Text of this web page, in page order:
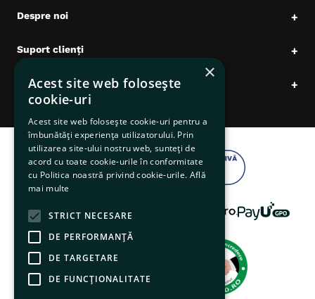
Despre noi +
Suport clienți +
Date comerciale +
×
Acest site web folosește
cookie-uri
Acest site web folosește cookie-uri pentru a
îmbunătăți experiența utilizatorului. Prin
utilizarea site-ului nostru web, sunteți de
acord cu toate cookie-urile în conformitate
cu Politica noastră privind cookie-urile. Află
mai multe
STRICT NECESARE
DE PERFORMANȚĂ
DE TARGETARE
DE FUNCŢIONALITATE